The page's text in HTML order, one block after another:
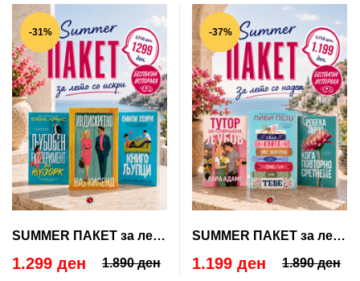
-31%
SUMMER ПАКЕТ за лето
со искри
1.890 ден
1.299 ден
-37%
SUMMER ПАКЕТ за лето
со надеж
1.890 ден
1.199 ден